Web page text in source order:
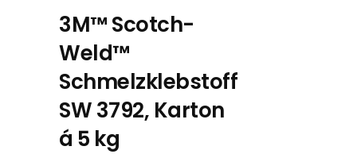
3M™ Scotch-
Weld™
Schmelzklebstoff
SW 3792, Karton
á 5 kg